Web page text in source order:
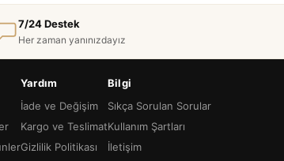
7/24 Destek
Her zaman yanınızdayız
Yardım
İade ve Değişim
Kargo ve Teslimat
Gizlilik Politikası
Bilgi
Sıkça Sorulan Sorular
Kullanım Şartları
İletişim